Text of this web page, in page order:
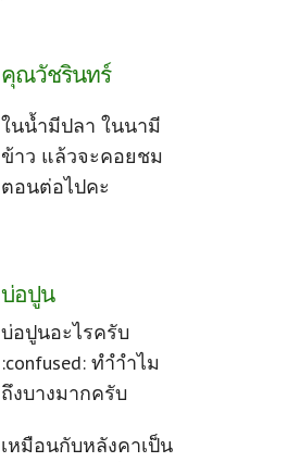
es
t
คุณวัชรินทร์
ในน้ำมีปลา ในนามี
ข้าว แล้วจะคอยชม
ตอนต่อไปคะ
บ่อปูน
บ่อปูนอะไรครับ
:confused: ทำำำไม
ถึงบางมากครับ
เหมือนกับหลังคาเป็น